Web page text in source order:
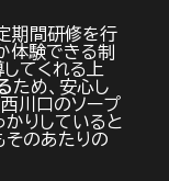
期間研修を行
体験できる制
てくれる上
ため、安心し
川口のソープ
りしていると
そのあたりの